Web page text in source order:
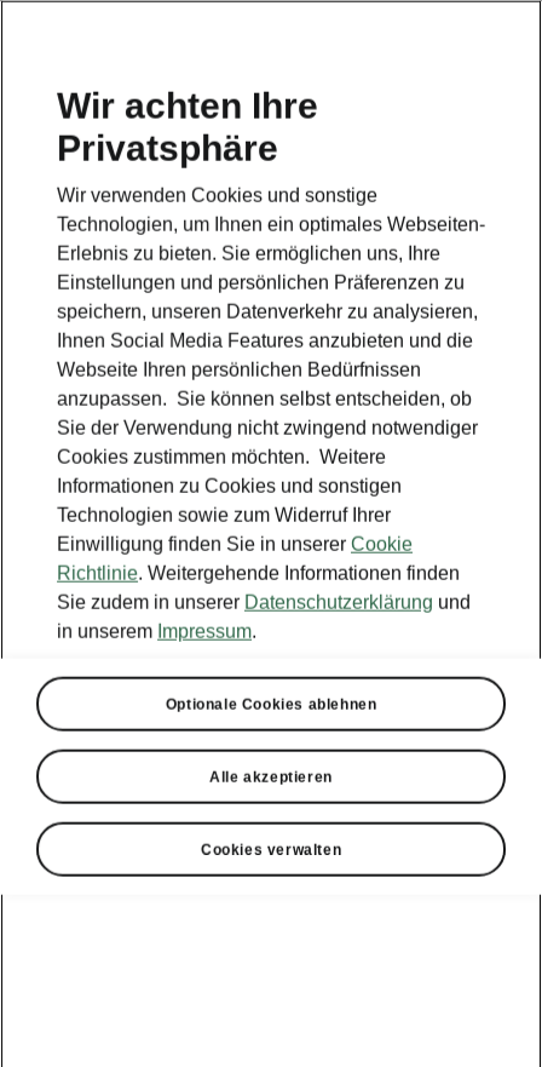
Wir achten Ihre
Privatsphäre
Wir verwenden Cookies und sonstige
Technologien, um Ihnen ein optimales Webseiten-
Erlebnis zu bieten. Sie ermöglichen uns, Ihre
Einstellungen und persönlichen Präferenzen zu
speichern, unseren Datenverkehr zu analysieren,
Ihnen Social Media Features anzubieten und die
Webseite Ihren persönlichen Bedürfnissen
anzupassen. Sie können selbst entscheiden, ob
Sie der Verwendung nicht zwingend notwendiger
Cookies zustimmen möchten. Weitere
Informationen zu Cookies und sonstigen
Technologien sowie zum Widerruf Ihrer
Einwilligung finden Sie in unserer Cookie
Richtlinie. Weitergehende Informationen finden
Sie zudem in unserer Datenschutzerklärung und
in unserem Impressum.
Optionale Cookies ablehnen
Alle akzeptieren
Cookies verwalten